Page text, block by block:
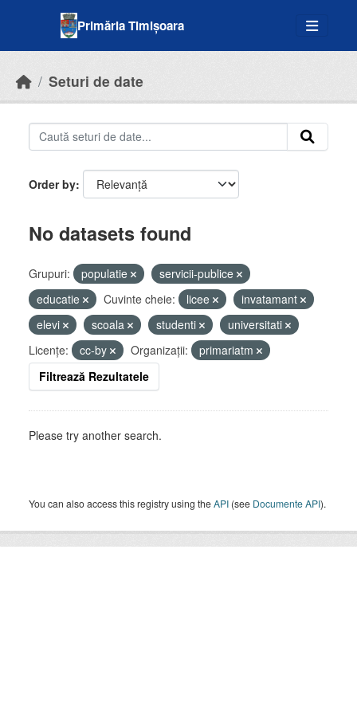
Primăria Timișoara
Seturi de date
Order by
No datasets found
Grupuri: populatie
servicii-publice
educatie
Cuvinte cheie: licee
invatamant
elevi
scoala studenti
universitati
Licenţe:
cc-by Organizații:
primariatm
Filtrează Rezultatele
Please try another search.
You can also access this registry using theAPI (see Documente API).